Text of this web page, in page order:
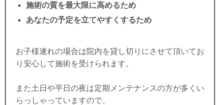
施術の質を最大限に高めるため
あなたの予定を立てやすくするため
お子様連れの場合は院内を貸し切りにさせて頂いてお
り安心して施術を受けられます。
また土日や平日の夜は定期メンテナンスの方が多くい
らっしゃっていますので、